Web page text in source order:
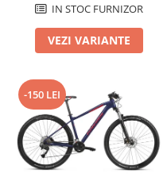
Roți spate
Accesorii roți
Roți față
Schimbătoare
Schimbătoare față
Schimbătoare spate
IN STOC FURNIZOR
VEZI VARIANTE
-150 LEI